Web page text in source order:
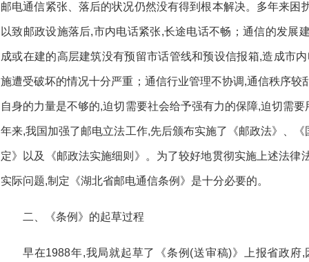
邮电通信紧张、落后的状况仍然没有得到根本解决。多年来困
以致邮政设施落后,市内电话紧张,长途电话不畅；通信的发展
成或在建的高层建筑没有预留市话管线和预设信报箱,造成市
施遭受破坏的情况十分严重；通信行业管理不协调,通信秩序较
自身的力量是不够的,迫切需要社会给予强有力的保障,迫切需
年来,我国加强了邮电立法工作,先后颁布实施了《邮政法》、
定》以及《邮政法实施细则》。为了较好地贯彻实施上述法律
实际问题,制定《湖北省邮电通信条例》是十分必要的。
二、《条例》的起草过程
早在1988年,我局就起草了《条例(送审稿)》上报省政府